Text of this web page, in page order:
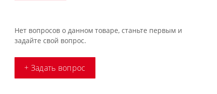
Нет вопросов о данном товаре, станьте первым и
задайте свой вопрос.
+ Задать вопрос